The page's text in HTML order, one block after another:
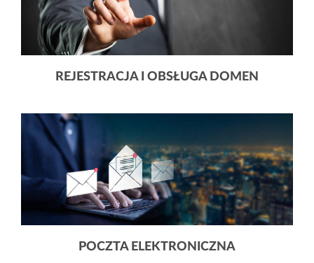
REJESTRACJA I OBSŁUGA DOMEN
POCZTA ELEKTRONICZNA